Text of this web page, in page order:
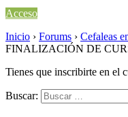
Acceso
Inicio › Forums › Cefaleas
FINALIZACIÓN DE
Tienes que inscribirte en el
Buscar: